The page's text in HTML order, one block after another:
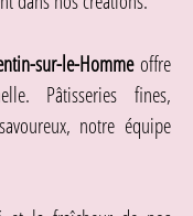
sur-le-Hommeoffre
Pâtisseries fines,
notre équipe